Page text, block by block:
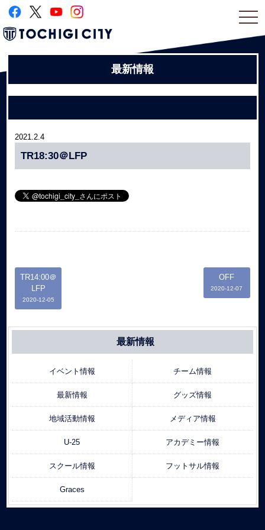
最新情報
2021.2.4
TR18:30＠LFP
TR14:00＠
LFP
2020-12-05
OFF
2020-12-07
最新情報
イベント情報 チーム情報
最新情報 グッズ情報
地域活動情報 メディア情報
U-25 アカデミー情報
スクール情報 フットサル情報
Graces